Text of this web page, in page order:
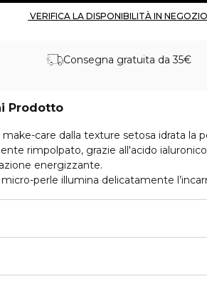
Consegna gratuita da 35€
Prodotto
make-care dalla texture setosa idrata la
rimpolpato, grazie all'acido
energizzante.
perle illumina delicatamente
tonalità universale, studiata per
luminoso e naturale.
ad azione energizzante e acido